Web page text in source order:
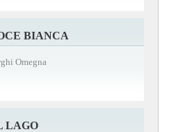
BIANCA
Omegna
LAGO